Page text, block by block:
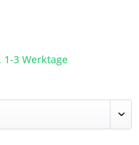
3 Werktage